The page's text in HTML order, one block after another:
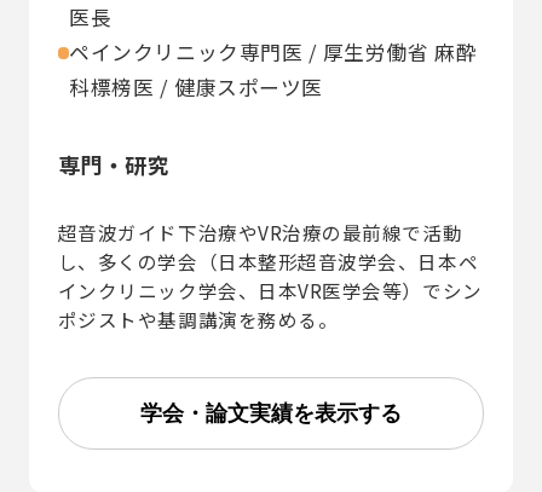
医長
ペインクリニック専門医 / 厚生労働省 麻酔
科標榜医 / 健康スポーツ医
専門・研究
超音波ガイド下治療やVR治療の最前線で活動
し、多くの学会（日本整形超音波学会、日本ペ
インクリニック学会、日本VR医学会等）でシン
ポジストや基調講演を務める。
学会・論文実績を表示する